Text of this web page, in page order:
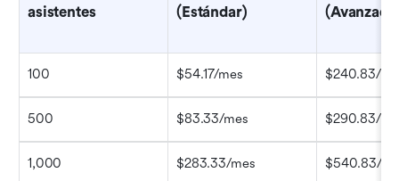
asistentes
(Estándar)
100 $54.17/mes $240.83/
500 $83.33/mes $290.83/
1,000 $283.33/mes $540.83/